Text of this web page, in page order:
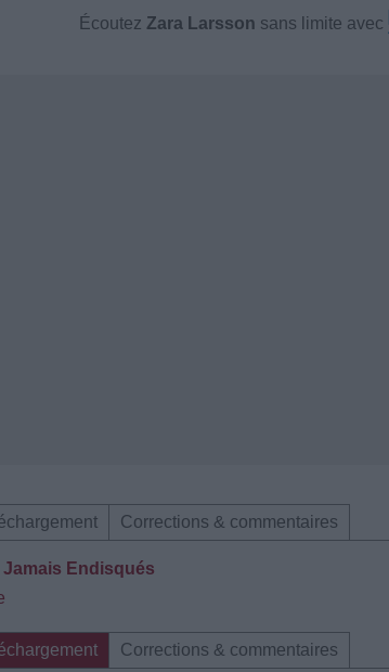
Écoutez Zara Larsson sans limite avec
Corrections & commentaires
Endisqués
Corrections & commentaires